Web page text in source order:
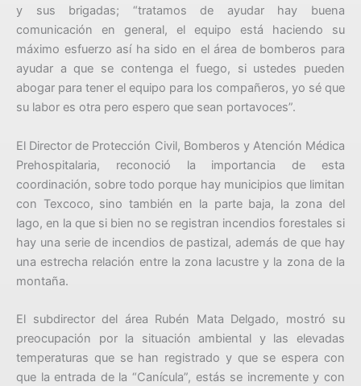
y sus brigadas; “tratamos de ayudar hay buena
comunicación en general, el equipo está haciendo su
máximo esfuerzo así ha sido en el área de bomberos para
ayudar a que se contenga el fuego, si ustedes pueden
abogar para tener el equipo para los compañeros, yo sé que
su labor es otra pero espero que sean portavoces”.
El Director de Protección Civil, Bomberos y Atención Médica
Prehospitalaria, reconoció la importancia de esta
coordinación, sobre todo porque hay municipios que limitan
con Texcoco, sino también en la parte baja, la zona del
lago, en la que si bien no se registran incendios forestales si
hay una serie de incendios de pastizal, además de que hay
una estrecha relación entre la zona lacustre y la zona de la
montaña.
El subdirector del área Rubén Mata Delgado, mostró su
preocupación por la situación ambiental y las elevadas
temperaturas que se han registrado y que se espera con
que la entrada de la “Canícula”, estás se incremente y con